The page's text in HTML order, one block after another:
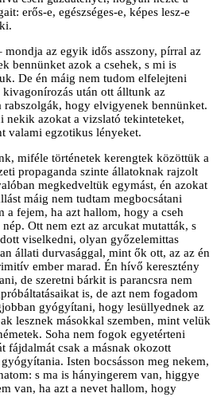
erős-e, egészséges-e, képes lesz-e
az egyik idős asszony, pírral az
bennünket azok a csehek, s mi is
De én máig nem tudom elfelejteni
kivagonírozás után ott álltunk az
hogy elvigyenek bennünket.
nekik azokat a vizslató tekinteteket,
valami egzotikus lényeket.
miféle történetek kerengtek közöttük a
propaganda szinte állatoknak rajzolt
megkedveltük egymást, én azokat
máig nem tudtam megbocsátani
a fejem, ha azt hallom, hogy a cseh
Ott nem ezt az arcukat mutatták, s
viselkedni, olyan győzelemittas
állati durvasággal, mint ők ott, az az én
ember marad. Én hívő keresztény
de szeretni bárkit is parancsra nem
is, de azt nem fogadom
gyógyítani, hogy lesüllyednek az
lesznek másokkal szemben, mint velük
Soha nem fogok egyetérteni
fájdalmát csak a másnak okozott
Isten bocsásson meg nekem,
s ma is hányingerem van, higgye
van, ha azt a nevet hallom, hogy